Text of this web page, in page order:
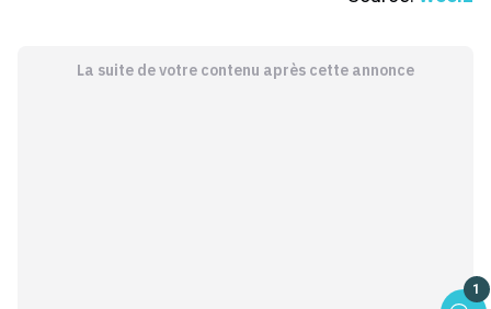
La suite de votre contenu après cette annonce
1